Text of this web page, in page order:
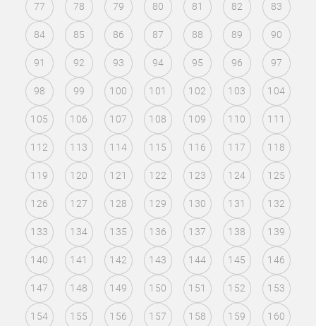
77 78 79 80 81 82 83
84 85 86 87 88 89 90
91 92 93 94 95 96 97
98 99 100 101 102 103 104
105 106 107 108 109 110 111
112 113 114 115 116 117 118
119 120 121 122 123 124 125
126 127 128 129 130 131 132
133 134 135 136 137 138 139
140 141 142 143 144 145 146
147 148 149 150 151 152 153
154 155 156 157 158 159 160